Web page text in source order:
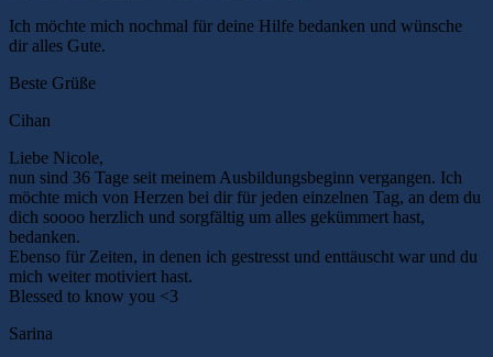
Ich möchte mich nochmal für deine Hilfe bedanken und wünsche
dir alles Gute.
Beste Grüße
Cihan
Liebe Nicole,
nun sind 36 Tage seit meinem Ausbildungsbeginn vergangen. Ich
möchte mich von Herzen bei dir für jeden einzelnen Tag, an dem du
dich soooo herzlich und sorgfältig um alles gekümmert hast,
bedanken.
Ebenso für Zeiten, in denen ich gestresst und enttäuscht war und du
mich weiter motiviert hast.
Blessed to know you <3
Sarina